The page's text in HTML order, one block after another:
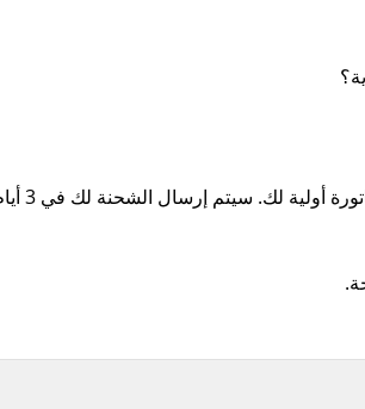
أولية لك. سيتم إرسال الشحنة لك في 3 أيام (للعينات) بعد استلام الدفع.